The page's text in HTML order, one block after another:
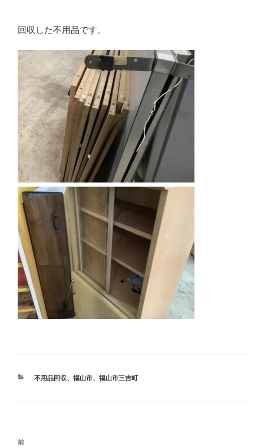
回収した不用品です。
カ
不用品回収、 福山市、 福山市三吉町
投
前
前